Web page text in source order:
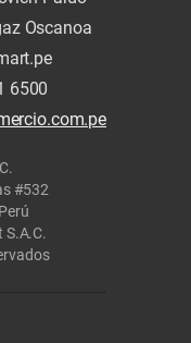
Oscanoa
6500
#532